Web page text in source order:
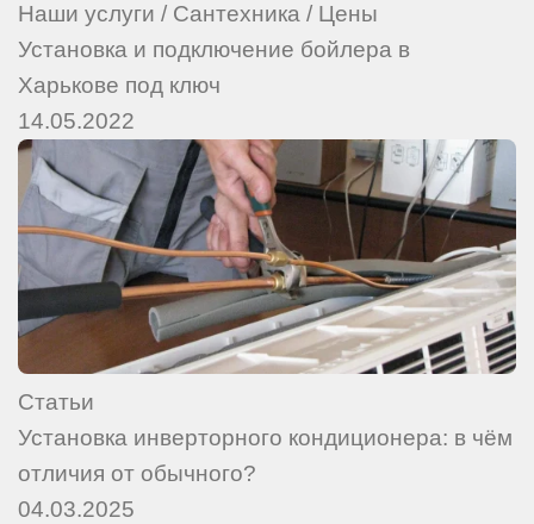
Наши услуги / Сантехника / Цены
Установка и подключение бойлера в
Харькове под ключ
14.05.2022
Статьи
Установка инверторного кондиционера: в чём
отличия от обычного?
04.03.2025